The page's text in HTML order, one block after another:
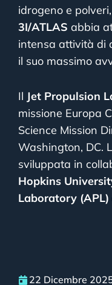
idrogeno e
3I/ATLAS abbia
intensa attività di
il suo massimo
Il Jet Propulsion
missione Europa
Science Mission
Washington, DC.
sviluppata in
Hopkins
Laboratory (APL)
22 Dicembre